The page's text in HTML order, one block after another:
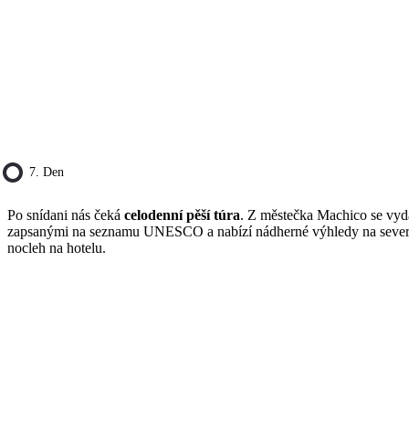
7. Den
Po snídani nás čeká celodenní pěší túra. Z městečka Machico se
zapsanými na seznamu UNESCO a nabízí nádherné výhledy na
nocleh na hotelu.